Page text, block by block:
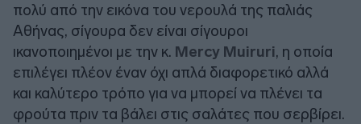
πολύ από την εικόνα του νερουλά της παλιάς
Αθήνας, σίγουρα δεν είναι σίγουροι
ικανοποιημένοι με την κ. Mercy Muiruri, η οποία
επιλέγει πλέον έναν όχι απλά διαφορετικό αλλά
και καλύτερο τρόπο για να μπορεί να πλένει τα
φρούτα πριν τα βάλει στις σαλάτες που σερβίρει.